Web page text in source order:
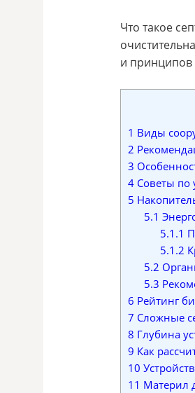
Что такое
и принципов
1 Виды
2
3
4 Советы по
5
5.1
5.1.1
5.1.2
5.2
5.3
6 Рейтинг
7 Сложные
8 Глубина
9 Как
10
11 Материл